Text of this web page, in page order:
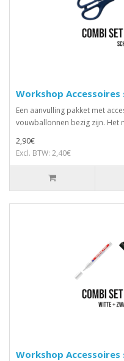
Workshop Accessoires
Een aanvulling pakket met
vouwballonnen bezig zijn. Het
2,90€
Excl. BTW: 2,40€
Workshop Accessoires